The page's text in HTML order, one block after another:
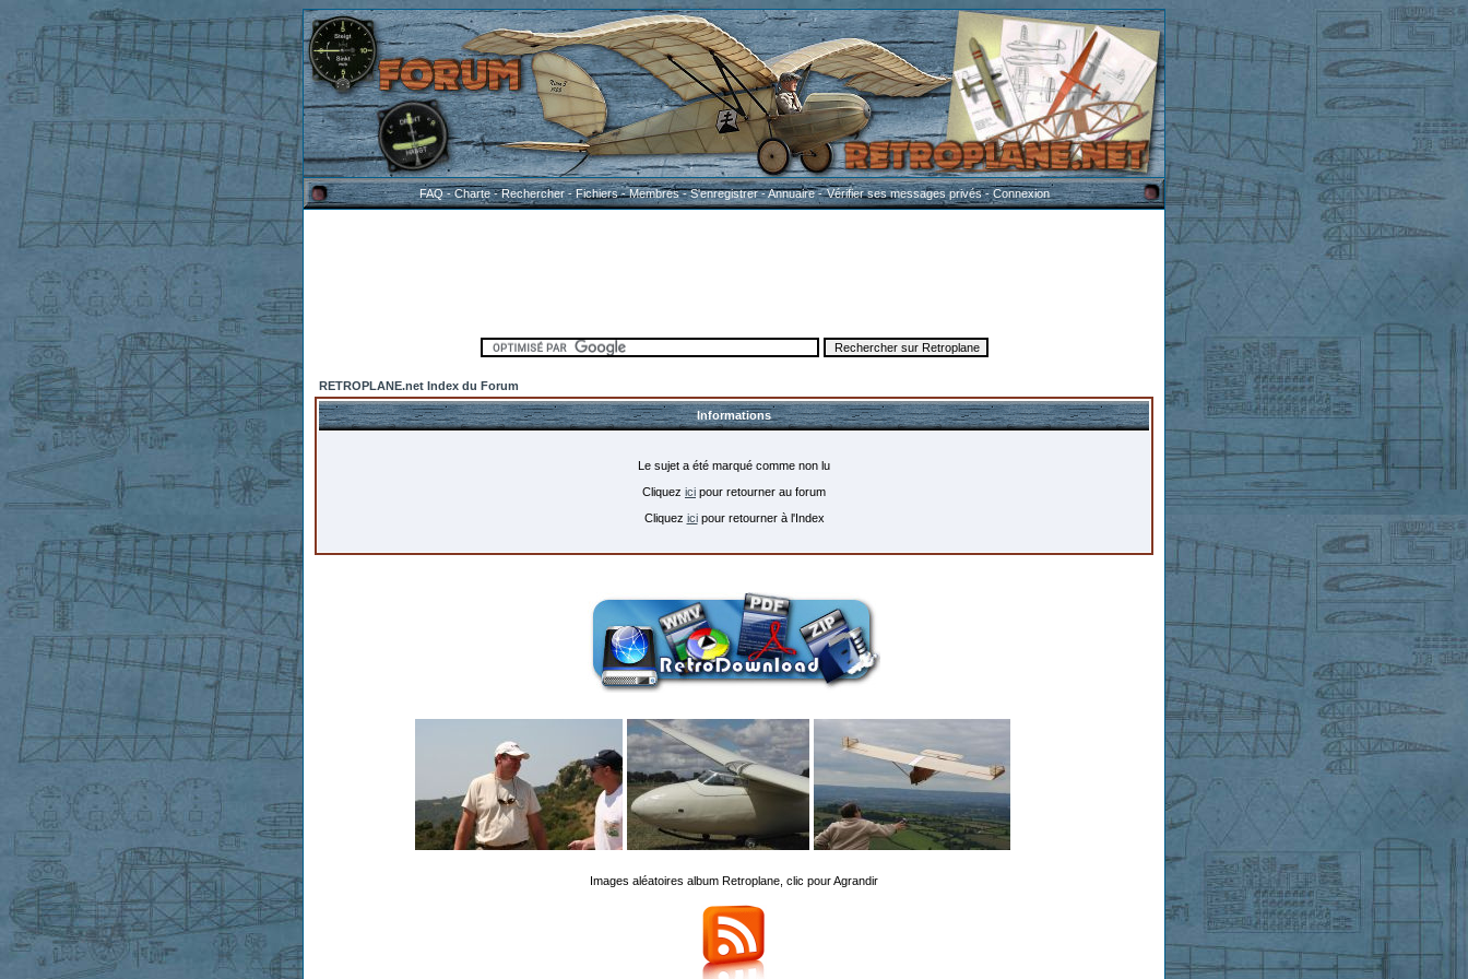
FAQ-Charte-Rechercher-Fichiers-Membres-S'enregistrer-Annuaire-Vérifier ses messages privés-Connexion
RETROPLANE.net Index du Forum
Informations
Le sujet a été marqué comme non lu
Cliquez ici pour retourner au forum
Cliquez icipour retourner à l'Index
Images aléatoires album Retroplane, clic pour Agrandir